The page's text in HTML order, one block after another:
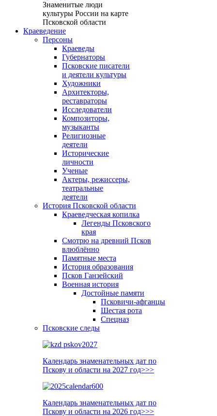
Знаменитые люди
культуры России на карте
Псковской области
Краеведение
Персоны
Краеведы
Губернаторы
Псковские писатели
и деятели культуры
Художники
Архитекторы,
реставраторы
Исследователи
Композиторы,
музыканты
Религиозные
деятели
Исторические
личности
Ученые
Актеры, режиссеры,
театральные
деятели
История Псковской области
Краеведческая копилка
Легенды Псковского
края
Смотрю на древний Псков
влюблённо
Памятные места
История образования
Псков Ганзейский
Военная история
Достойные памяти
Псковичи-афганцы
Шестая рота
Спецназ
Псковские следы
Календарь знаменательных дат по
Пскову и области на 2027 год>>>
Календарь знаменательных дат по
Пскову и области на 2026 год>>>